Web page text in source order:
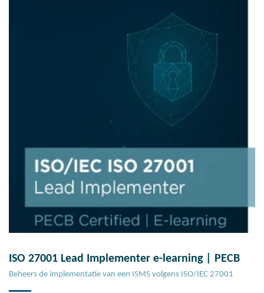
ISO 27001 Lead Implementer e-learning | PECB
Beheers de implementatie van een ISMS volgens ISO/IEC 27001